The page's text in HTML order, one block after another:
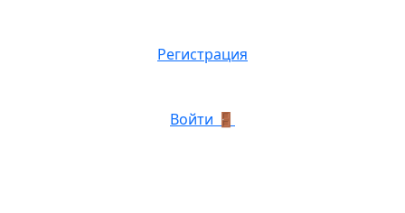
Регистрация
Войти 🚪